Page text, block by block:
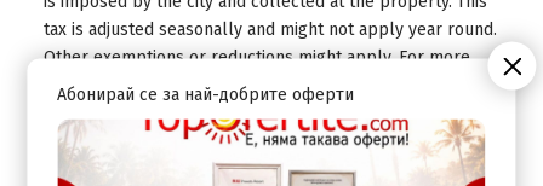
tax is adjusted seasonally and might not apply year round.
Other exemptions or reductions might apply. For more
details, please contact the property using the information
tax is imposed by the city: From 1 November - 29
February, EUR 0.50 per accommodation, per night A tax is
Абонирай се за най-добрите оферти